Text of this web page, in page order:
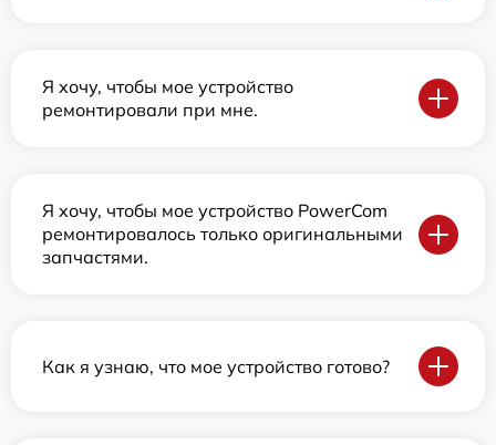
Я хочу, чтобы мое устройство
ремонтировали при мне.
Я хочу, чтобы мое устройство PowerCom
ремонтировалось только оригинальными
запчастями.
Как я узнаю, что мое устройство готово?